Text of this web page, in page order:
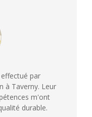
par
à Taverny. Leur
m'ont
durable.